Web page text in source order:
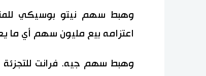
اعتزامه بيع مليون سهم أي ما